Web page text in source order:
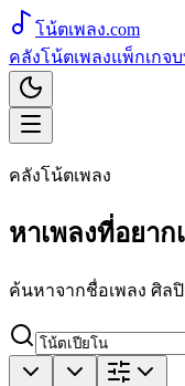
โน้ตเพลง.com
คลังโน้ตเพลงแพ็กเกจ
คลังโน้ตเพลง
หาเพลงที่อยาก
ค้นหาจากชื่อเพลง ศิล